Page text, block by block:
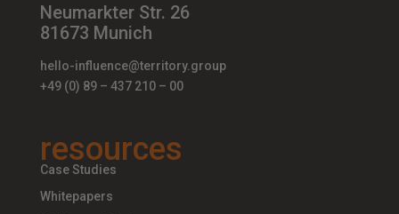
Neumarkter Str. 26
81673 Munich
hello-influence@territory.group
+49 (0) 89 – 437 210 – 00
resources
Case Studies
Whitepapers